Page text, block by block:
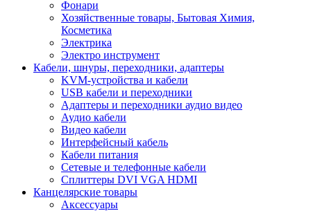
Фонари
Хозяйственные товары, Бытовая Химия,
Косметика
Электрика
Электро инструмент
Кабели, шнуры, переходники, адаптеры
KVM-устройства и кабели
USB кабели и переходники
Адаптеры и переходники аудио видео
Аудио кабели
Видео кабели
Интерфейсный кабель
Кабели питания
Сетевые и телефонные кабели
Сплиттеры DVI VGA HDMI
Канцелярские товары
Аксессуары